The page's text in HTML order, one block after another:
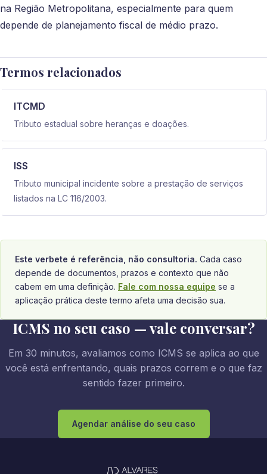
na Região Metropolitana, especialmente para quem
depende de planejamento fiscal de médio prazo.
Termos relacionados
ITCMD
Tributo estadual sobre heranças e doações.
ISS
Tributo municipal incidente sobre a prestação de serviços
listados na LC 116/2003.
Este verbete é referência, não consultoria. Cada caso
depende de documentos, prazos e contexto que não
cabem em uma definição. Fale com nossa equipe se a
aplicação prática deste termo afeta uma decisão sua.
ICMS no seu caso — vale conversar?
Em 30 minutos, avaliamos como ICMS se aplica ao que
você está enfrentando, quais prazos correm e o que faz
sentido fazer primeiro.
Agendar análise do seu caso